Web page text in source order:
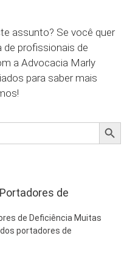
assunto? Se você quer
de profissionais de
a Advocacia Marly
para saber mais
de
de Deficiência Muitas
portadores de